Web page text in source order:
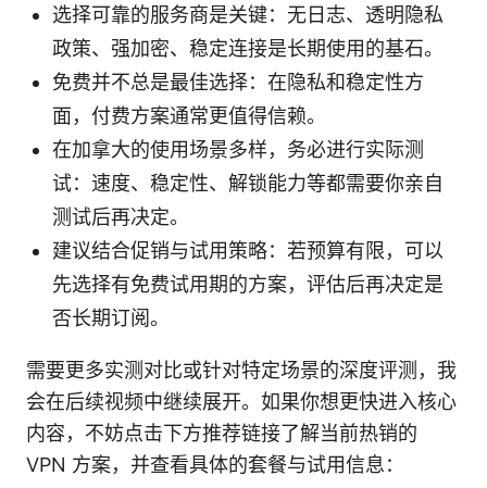
选择可靠的服务商是关键：无日志、透明隐私
政策、强加密、稳定连接是长期使用的基石。
免费并不总是最佳选择：在隐私和稳定性方
面，付费方案通常更值得信赖。
在加拿大的使用场景多样，务必进行实际测
试：速度、稳定性、解锁能力等都需要你亲自
测试后再决定。
建议结合促销与试用策略：若预算有限，可以
先选择有免费试用期的方案，评估后再决定是
否长期订阅。
需要更多实测对比或针对特定场景的深度评测，我
会在后续视频中继续展开。如果你想更快进入核心
内容，不妨点击下方推荐链接了解当前热销的
VPN 方案，并查看具体的套餐与试用信息：